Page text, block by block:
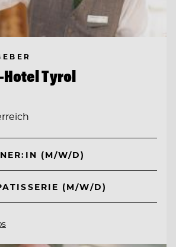
Tyrol
(M/W/D)
(M/W/D)